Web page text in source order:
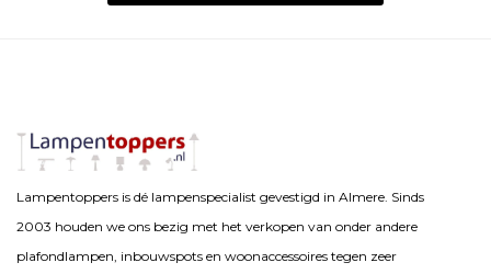
Lampentoppers is dé lampenspecialist gevestigd in Almere. Sinds
2003 houden we ons bezig met het verkopen van onder andere
plafondlampen, inbouwspots en woonaccessoires tegen zeer